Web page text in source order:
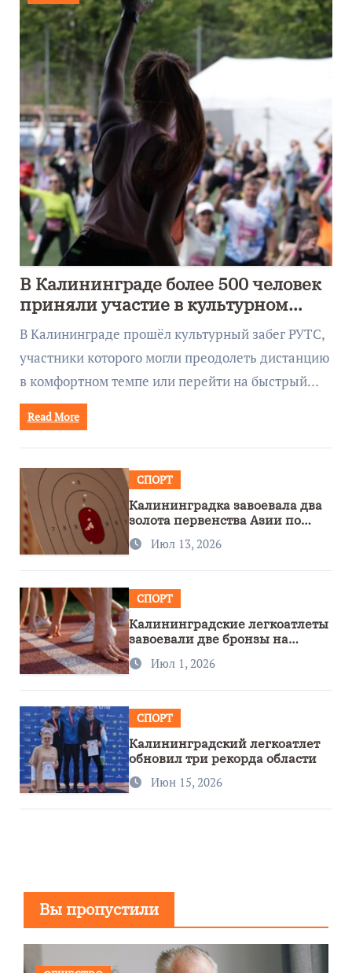
В Калининграде более 500 человек
приняли участие в культурном
забеге
В Калининграде прошёл культурный забег РУТС,
участники которого могли преодолеть дистанцию
в комфортном темпе или перейти на быстрый…
Read More
СПОРТ
Калининградка завоевала два
золота первенства Азии по
метанию ножа
Июл 13, 2026
СПОРТ
Калининградские легкоатлеты
завоевали две бронзы на
первенстве России
Июл 1, 2026
СПОРТ
Калининградский легкоатлет
обновил три рекорда области
Июн 15, 2026
Вы пропустили